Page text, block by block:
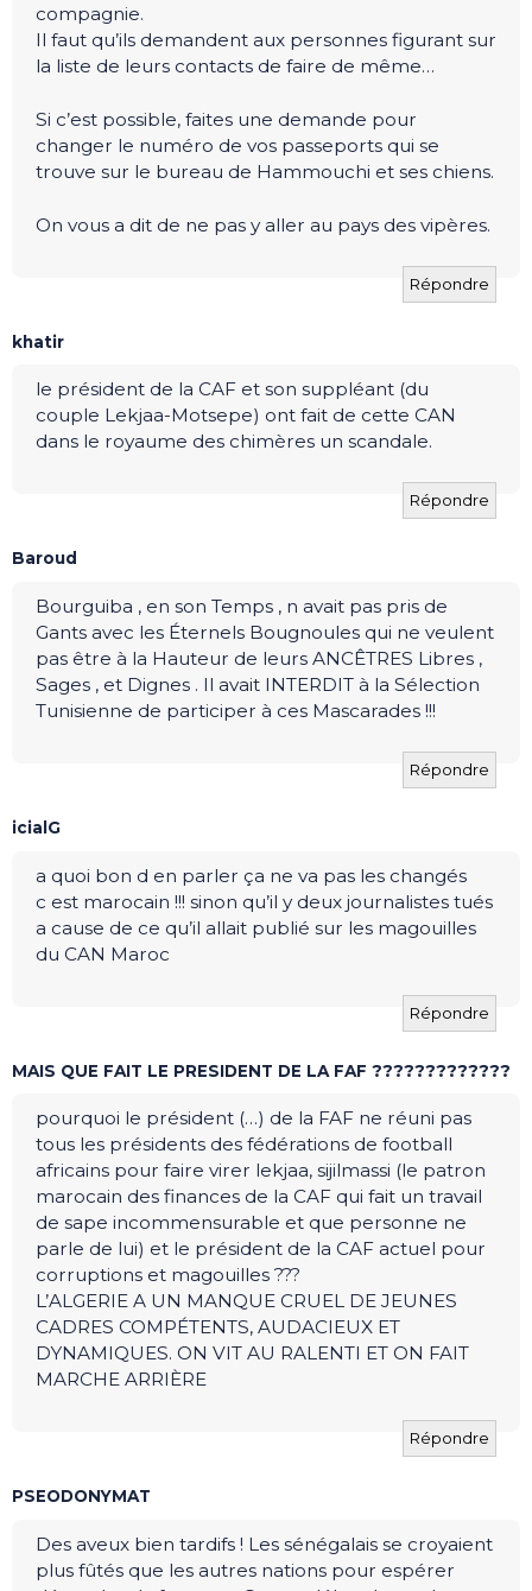
compagnie.
Il faut qu’ils demandent aux personnes figurant sur
la liste de leurs contacts de faire de même…
Si c’est possible, faites une demande pour
changer le numéro de vos passeports qui se
trouve sur le bureau de Hammouchi et ses chiens.
On vous a dit de ne pas y aller au pays des vipères.
Répondre
khatir
le président de la CAF et son suppléant (du
couple Lekjaa-Motsepe) ont fait de cette CAN
dans le royaume des chimères un scandale.
Répondre
Baroud
Bourguiba , en son Temps , n avait pas pris de
Gants avec les Éternels Bougnoules qui ne veulent
pas être à la Hauteur de leurs ANCÊTRES Libres ,
Sages , et Dignes . Il avait INTERDIT à la Sélection
Tunisienne de participer à ces Mascarades !!!
Répondre
icialG
a quoi bon d en parler ça ne va pas les changés
c est marocain !!! sinon qu’il y deux journalistes tués
a cause de ce qu’il allait publié sur les magouilles
du CAN Maroc
Répondre
MAIS QUE FAIT LE PRESIDENT DE LA FAF ?????????????
pourquoi le président (…) de la FAF ne réuni pas
tous les présidents des fédérations de football
africains pour faire virer lekjaa, sijilmassi (le patron
marocain des finances de la CAF qui fait un travail
de sape incommensurable et que personne ne
parle de lui) et le président de la CAF actuel pour
corruptions et magouilles ???
L’ALGERIE A UN MANQUE CRUEL DE JEUNES
CADRES COMPÉTENTS, AUDACIEUX ET
DYNAMIQUES. ON VIT AU RALENTI ET ON FAIT
MARCHE ARRIÈRE
Répondre
PSEODONYMAT
Des aveux bien tardifs ! Les sénégalais se croyaient
plus fûtés que les autres nations pour espérer